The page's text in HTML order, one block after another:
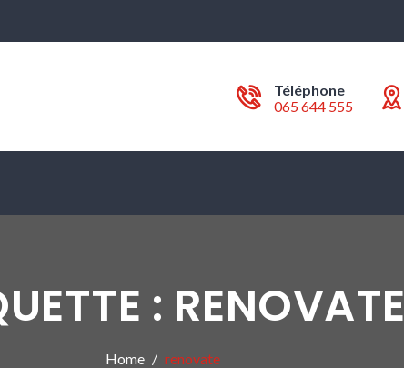
Téléphone
065 644 555
: RENOVATE
Home renovate